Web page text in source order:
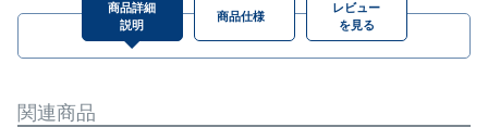
商品詳細
説明
商品仕様
レビュー
を見る
関連商品